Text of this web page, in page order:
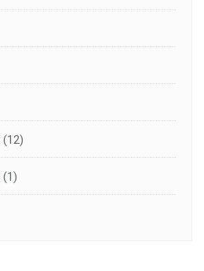
(12)
(1)